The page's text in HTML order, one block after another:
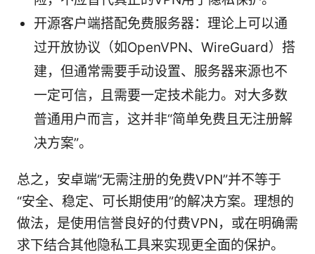
开源客户端搭配免费服务器：理论上可以通
过开放协议（如OpenVPN、WireGuard）搭
建，但通常需要手动设置、服务器来源也不
一定可信，且需要一定技术能力。对大多数
普通用户而言，这并非“简单免费且无注册解
决方案”。
总之，安卓端“无需注册的免费VPN”并不等于
“安全、稳定、可长期使用”的解决方案。理想的
做法，是使用信誉良好的付费VPN，或在明确需
求下结合其他隐私工具来实现更全面的保护。